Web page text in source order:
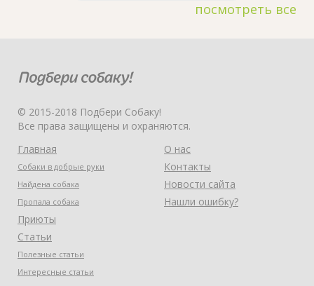
посмотреть все
© 2015-2018 Подбери Собаку!
Все права защищены и охраняются.
Главная
Собаки в добрые руки
Найдена собака
Пропала собака
Приюты
Статьи
Полезные статьи
Интересные статьи
О нас
Контакты
Новости сайта
Нашли ошибку?